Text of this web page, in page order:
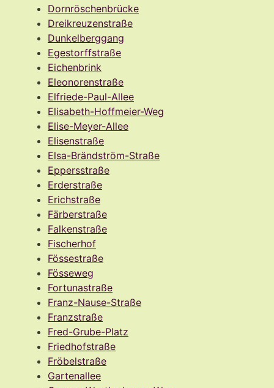
Dornröschenbrücke
Dreikreuzenstraße
Dunkelberggang
Egestorffstraße
Eichenbrink
Eleonorenstraße
Elfriede-Paul-Allee
Elisabeth-Hoffmeier-Weg
Elise-Meyer-Allee
Elisenstraße
Elsa-Brändström-Straße
Eppersstraße
Erderstraße
Erichstraße
Färberstraße
Falkenstraße
Fischerhof
Fössestraße
Fösseweg
Fortunastraße
Franz-Nause-Straße
Franzstraße
Fred-Grube-Platz
Friedhofstraße
Fröbelstraße
Gartenallee